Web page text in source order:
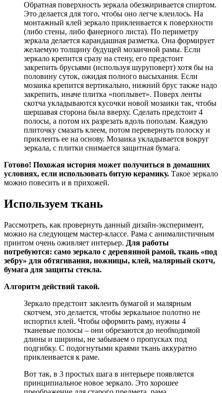
Обратная поверхность зеркала обезжиривается спиртом.
Это делается для того, чтобы оно легче клеилось. На
монтажный клей зеркало приклеивается к поверхности
(либо стены, либо фанерного листа). По периметру
зеркала делается карандашная разметка. Она формирует
желаемую толщину будущей мозаичной рамы. Если
зеркало крепится сразу на стену, его предстоит
закрепить брусьями (используя шуруповерт) хотя бы на
половину суток, ожидая полного высыхания. Если
мозаика крепится вертикально, нижний брус также надо
закрепить, иначе плитка «поплывет». Поверх ленты
скотча укладываются кусочки новой мозаики так, чтобы
шершавая сторона была вверху. Сделать предстоит 4
полосы, а потом их разрезать вдоль пополам. Каждую
плиточку смазать клеем, потом перевернуть полоску и
приклеить ее на основу. Мозаика укладывается вокруг
зеркала, с плитки снимается защитная бумага.
Готово! Похожая история может получиться в домашних
условиях, если использовать битую керамику. Такое зеркало
можно повесить и в прихожей.
Используем ткань
Рассмотреть, как провернуть данный дизайн-эксперимент,
можно на следующем мастер-классе. Рама с анималистичным
принтом очень оживляет интерьер. Для работы
потребуются: само зеркало с деревянной рамой, ткань «под
зебру» для обтягивания, ножницы, клей, малярный скотч,
бумага для защиты стекла.
Алгоритм действий такой.
Зеркало предстоит заклеить бумагой и малярным
скотчем, это делается, чтобы зеркальное полотно не
испортил клей. Чтобы оформить раму, нужны 4
тканевые полосы – они обрезаются до необходимой
длины и ширины, не забываем о пропусках под
подгибку. С подогнутыми краями ткань аккуратно
приклеивается к раме.
Вот так, в 3 простых шага в интерьере появляется
принципиальное новое зеркало. Это хорошее